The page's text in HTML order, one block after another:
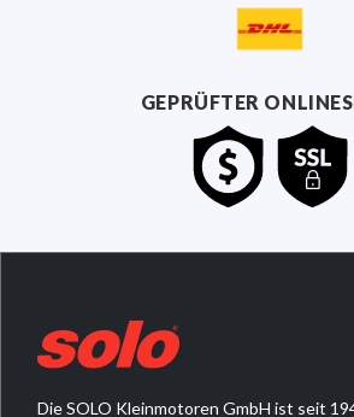
GEPRÜFTER
Die SOLO Kleinmotoren GmbH ist seit